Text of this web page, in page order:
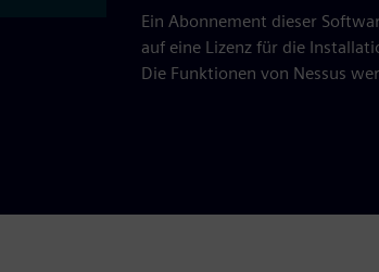
Ein Abonnement dieser
auf eine Lizenz für die
Die Funktionen von Nessus